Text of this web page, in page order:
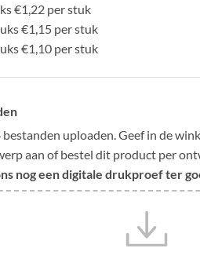
€1,22 per stuk
€1,15 per stuk
€1,10 per stuk
bestanden uploaden. Geef in de
aan of bestel dit product per
nog een digitale drukproef ter